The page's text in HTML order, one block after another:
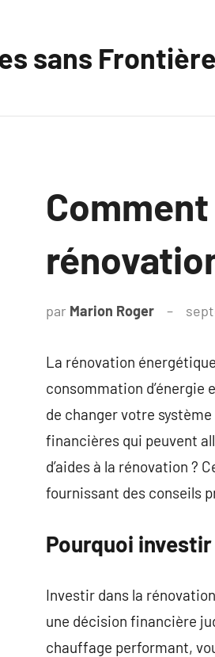
sans Frontière
par Marion Roger
La rénovation
consommation d’énergie
de changer votre
financières qui peuvent
d’aides à la rénovation ?
fournissant des conseils
Pourquoi
Investir dans la
une décision financière
chauffage performant,